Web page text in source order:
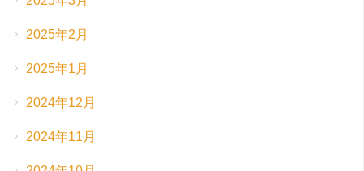
2025年2月
2025年1月
2024年12月
2024年11月